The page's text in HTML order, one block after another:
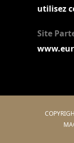
utilisez
Site